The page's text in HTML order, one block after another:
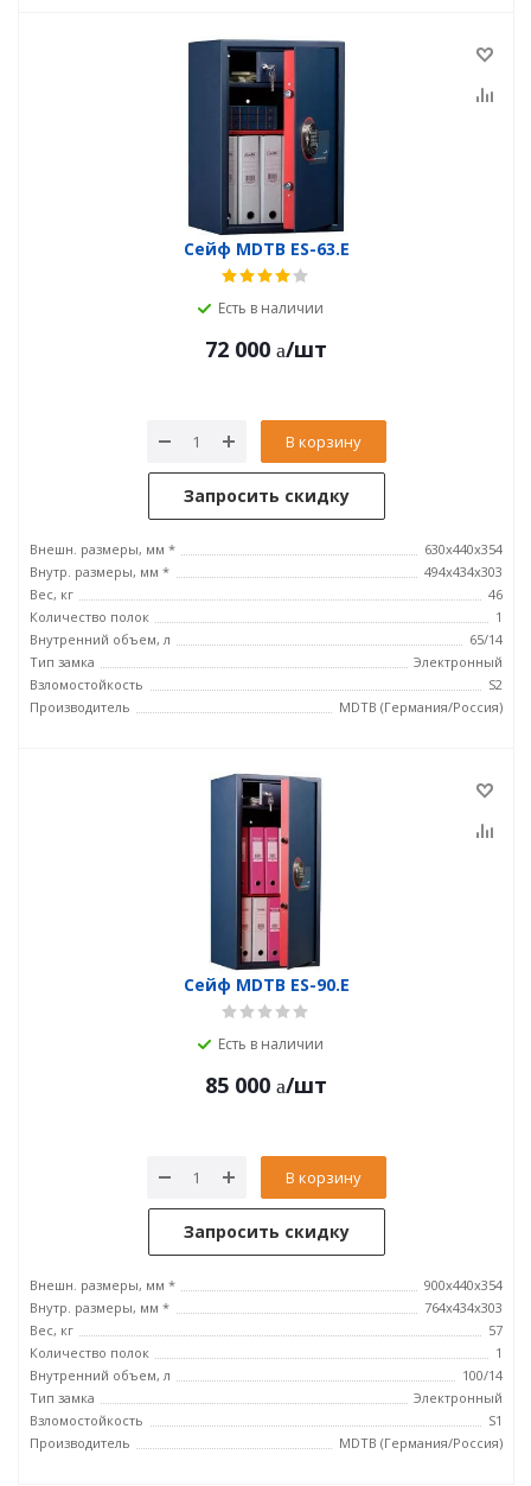
Сейф MDTB ES-63.E
Есть в наличии
72 000 /шт
В корзину
Запросить скидку
Внешн. размеры, мм *
630x440x354
Внутр. размеры, мм *
494x434x303
Вес, кг
46
Количество полок
1
Внутренний объем, л
65/14
Тип замка
Электронный
Взломостойкость
S2
Производитель
MDTB (Германия/Россия)
Сейф MDTB ES-90.E
Есть в наличии
85 000 /шт
В корзину
Запросить скидку
Внешн. размеры, мм *
900x440x354
Внутр. размеры, мм *
764x434x303
Вес, кг
57
Количество полок
1
Внутренний объем, л
100/14
Тип замка
Электронный
Взломостойкость
S1
Производитель
MDTB (Германия/Россия)